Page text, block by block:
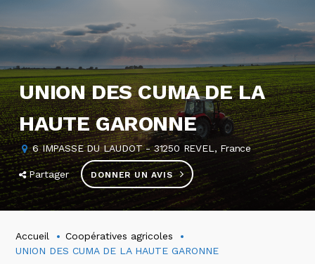
UNION DES CUMA DE LA
HAUTE GARONNE
6 IMPASSE DU LAUDOT - 31250 REVEL, France
Partager DONNER UN AVIS
Accueil
Coopératives agricoles
UNION DES CUMA DE LA HAUTE GARONNE